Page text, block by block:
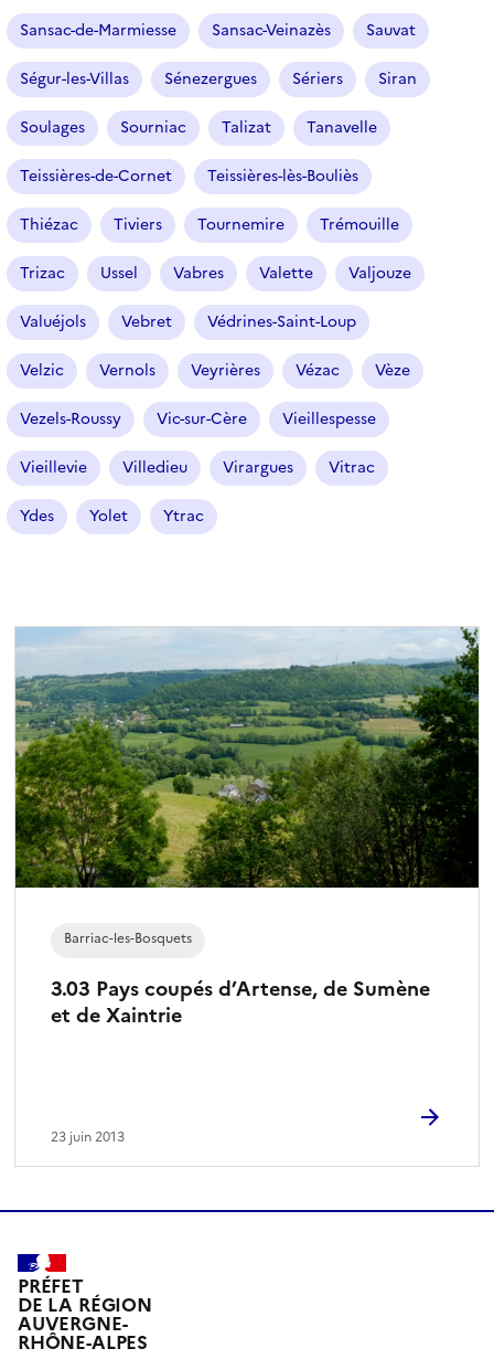
Sansac-de-Marmiesse Sansac-Veinazès Sauvat
Ségur-les-Villas Sénezergues Sériers Siran
Soulages Sourniac Talizat Tanavelle
Teissières-de-Cornet Teissières-lès-Bouliès
Thiézac Tiviers Tournemire Trémouille
Trizac Ussel Vabres Valette Valjouze
Valuéjols Vebret Védrines-Saint-Loup
Velzic Vernols Veyrières Vézac Vèze
Vezels-Roussy Vic-sur-Cère Vieillespesse
Vieillevie Villedieu Virargues Vitrac
Ydes Yolet Ytrac
3.03 Pays coupés d’Artense, de Sumène
et de Xaintrie
Barriac-les-Bosquets
23 juin 2013
PRÉFET
DE LA RÉGION
AUVERGNE-
RHÔNE-ALPES